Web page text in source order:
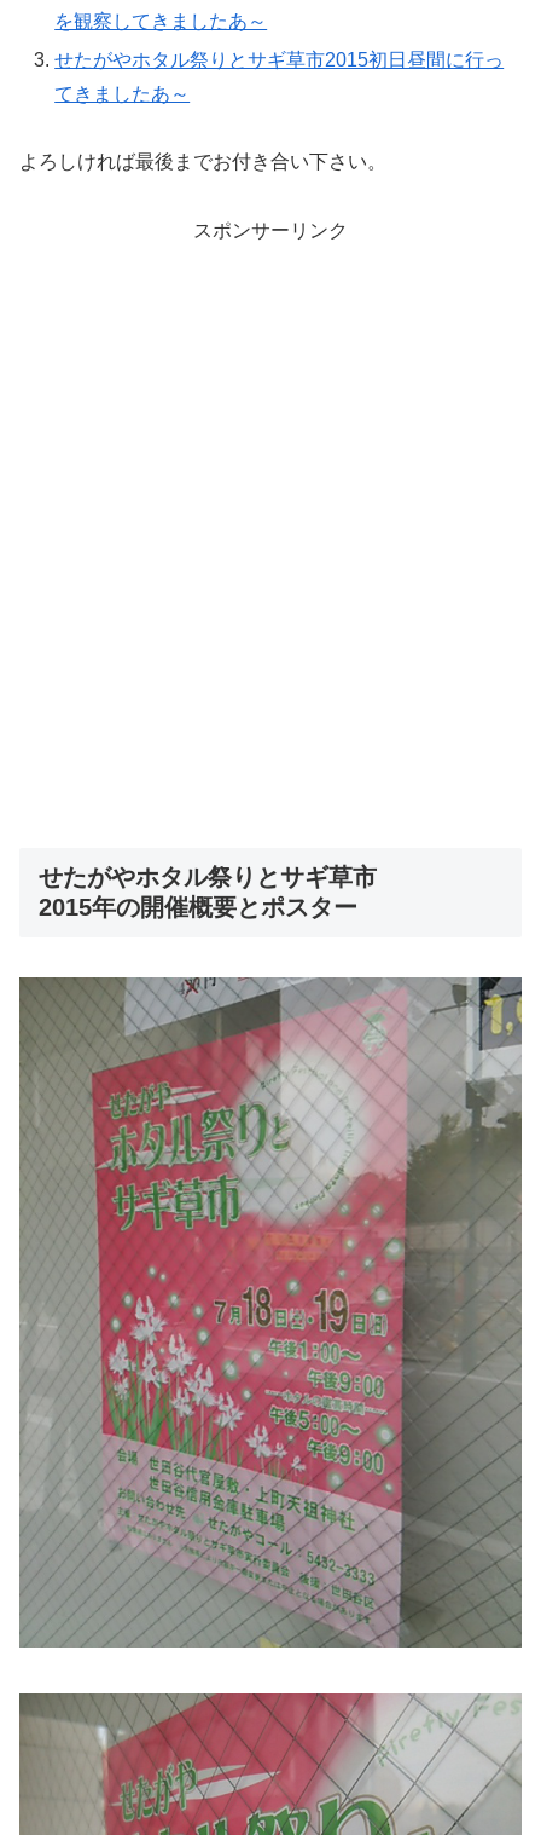
を観察してきましたあ～
せたがやホタル祭りとサギ草市2015初日昼間に行っ
てきましたあ～
よろしければ最後までお付き合い下さい。
スポンサーリンク
せたがやホタル祭りとサギ草市
2015年の開催概要とポスター